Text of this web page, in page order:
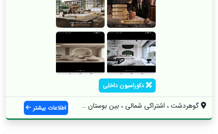
دکوراسیون داخلی
گوهردشت ، اشتراکی شمالی ، بین بوستان 18 ... اطلاعات بیشتر